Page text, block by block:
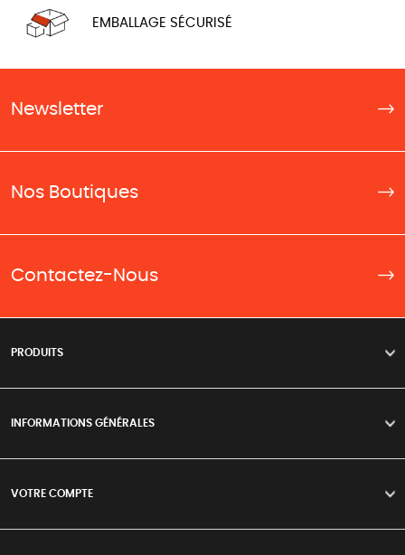
EMBALLAGE SÉCURISÉ
Newsletter
Nos Boutiques
Contactez-Nous
PRODUITS >
INFORMATIONS GÉNÉRALES >
VOTRE COMPTE >